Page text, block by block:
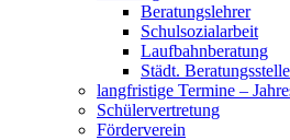
Beratungslehrer
Schulsozialarbeit
Laufbahnberatung
Städt.
langfristige Termine –
Schülervertretung
Förderverein